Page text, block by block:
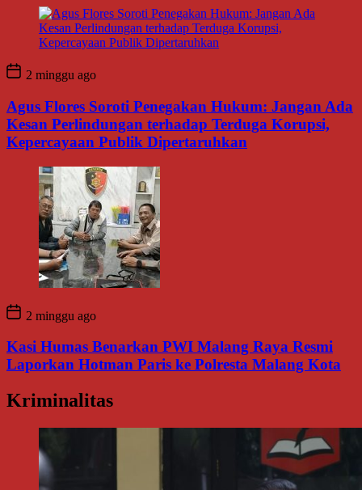
2 minggu ago
Agus Flores Soroti Penegakan Hukum: Jangan Ada
Kesan Perlindungan terhadap Terduga Korupsi,
Kepercayaan Publik Dipertaruhkan
2 minggu ago
Kasi Humas Benarkan PWI Malang Raya Resmi
Laporkan Hotman Paris ke Polresta Malang Kota
Kriminalitas